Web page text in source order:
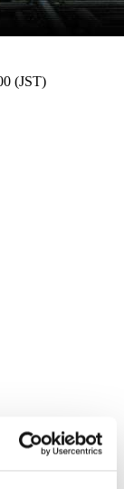
(JST)